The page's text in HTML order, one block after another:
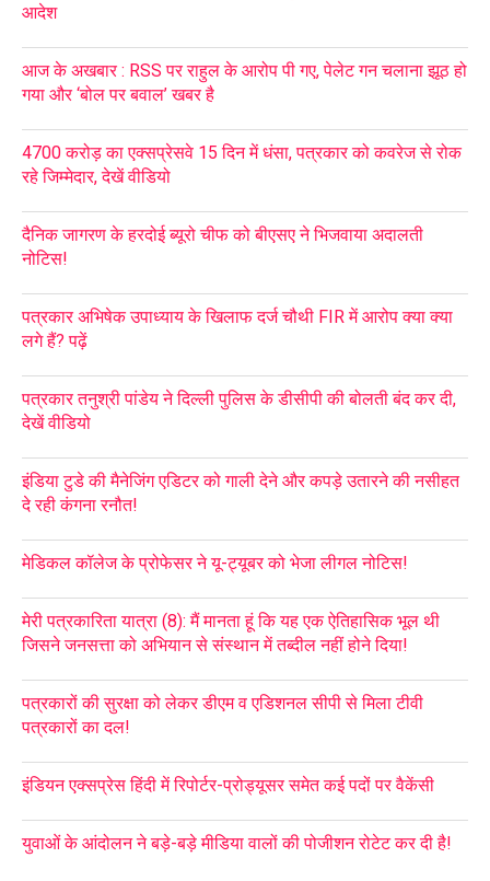
आदेश
आज के अखबार : RSS पर राहुल के आरोप पी गए, पेलेट गन चलाना झूठ हो
गया और ‘बोल पर बवाल’ खबर है
4700 करोड़ का एक्सप्रेसवे 15 दिन में धंसा, पत्रकार को कवरेज से रोक
रहे जिम्मेदार, देखें वीडियो
दैनिक जागरण के हरदोई ब्यूरो चीफ को बीएसए ने भिजवाया अदालती
नोटिस!
पत्रकार अभिषेक उपाध्याय के खिलाफ दर्ज चौथी FIR में आरोप क्या क्या
लगे हैं? पढ़ें
पत्रकार तनुश्री पांडेय ने दिल्ली पुलिस के डीसीपी की बोलती बंद कर दी,
देखें वीडियो
इंडिया टुडे की मैनेजिंग एडिटर को गाली देने और कपड़े उतारने की नसीहत
दे रही कंगना रनौत!
मेडिकल कॉलेज के प्रोफेसर ने यू-ट्यूबर को भेजा लीगल नोटिस!
मेरी पत्रकारिता यात्रा (8): मैं मानता हूं कि यह एक ऐतिहासिक भूल थी
जिसने जनसत्ता को अभियान से संस्थान में तब्दील नहीं होने दिया!
पत्रकारों की सुरक्षा को लेकर डीएम व एडिशनल सीपी से मिला टीवी
पत्रकारों का दल!
इंडियन एक्सप्रेस हिंदी में रिपोर्टर-प्रोड्यूसर समेत कई पदों पर वैकेंसी
युवाओं के आंदोलन ने बड़े-बड़े मीडिया वालों की पोजीशन रोटेट कर दी है!